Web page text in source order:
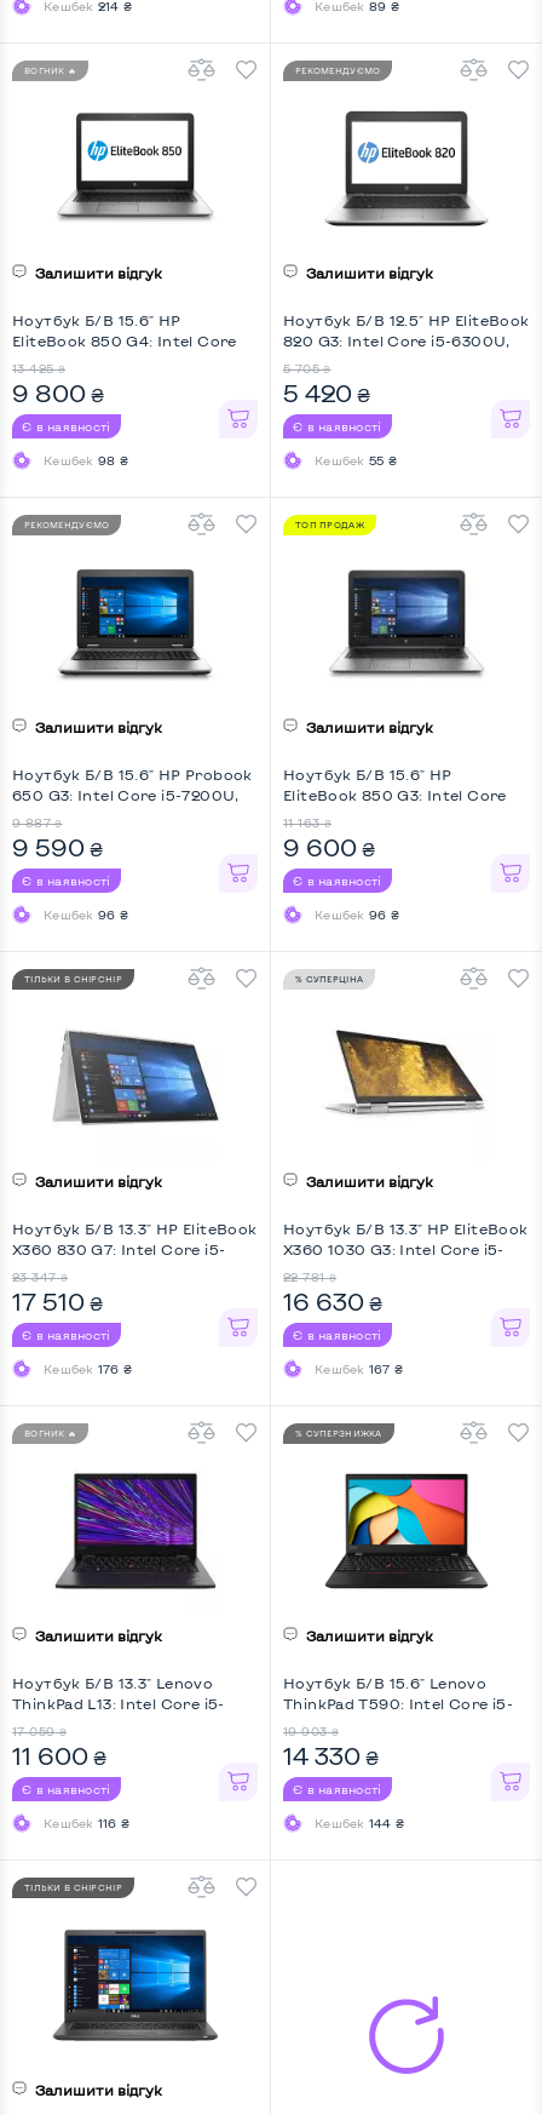
Кешбек 214 ₴ Кешбек 89 ₴
ВОГНИК 🔥
Залишити відгук
Ноутбук Б/В 15.6" HP
EliteBook 850 G4: Intel Core
Key Light
13 425 ₴
9 800 ₴
Є в наявності
Кешбек 98 ₴
РЕКОМЕНДУЄМО
Залишити відгук
Ноутбук Б/В 12.5" HP EliteBook
820 G3: Intel Core i5-6300U,
5 705 ₴
5 420 ₴
Є в наявності
Кешбек 55 ₴
РЕКОМЕНДУЄМО
Залишити відгук
Ноутбук Б/В 15.6" HP Probook
650 G3: Intel Core i5-7200U,
9 887 ₴
9 590 ₴
Є в наявності
Кешбек 96 ₴
ТОП ПРОДАЖ
Залишити відгук
Ноутбук Б/В 15.6" HP
EliteBook 850 G3: Intel Core
Touchscreen, Key Light
11 163 ₴
9 600 ₴
Є в наявності
Кешбек 96 ₴
ТІЛЬКИ В CHIPCHIP
Залишити відгук
Ноутбук Б/В 13.3" HP EliteBook
X360 830 G7: Intel Core i5-
Touchscreen, Key Light, Screen
360
23 347 ₴
17 510 ₴
Є в наявності
Кешбек 176 ₴
% СУПЕРЦІНА
Залишити відгук
Ноутбук Б/В 13.3" HP EliteBook
X360 1030 G3: Intel Core i5-
Touchscreen, Key Light, Screen
360
22 781 ₴
16 630 ₴
Є в наявності
Кешбек 167 ₴
ВОГНИК 🔥
Залишити відгук
Ноутбук Б/В 13.3" Lenovo
ThinkPad L13: Intel Core i5-
17 059 ₴
11 600 ₴
Є в наявності
Кешбек 116 ₴
% СУПЕРЗНИЖКА
Залишити відгук
Ноутбук Б/В 15.6" Lenovo
ThinkPad T590: Intel Core i5-
19 903 ₴
14 330 ₴
Є в наявності
Кешбек 144 ₴
ТІЛЬКИ В CHIPCHIP
Залишити відгук